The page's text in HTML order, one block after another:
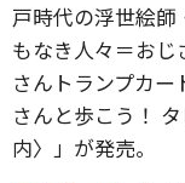
戸時代の浮世絵
もなき人々＝おじ
さんトランプカ
さんと歩こう！
内〉」が発売。